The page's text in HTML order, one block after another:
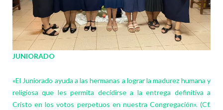
JUNIORADO
«El Juniorado ayuda a las hermanas a lograr la madurez humana y
religiosa que les permita decidirse a la entrega definitiva a
Cristo en los votos perpetuos en nuestra Congregación». (Cf.